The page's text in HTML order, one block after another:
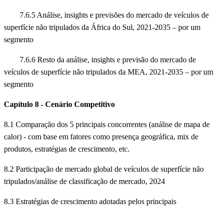
7.6.5 Análise, insights e previsões do mercado de veículos de
superfície não tripulados da África do Sul, 2021-2035 – por um
segmento
7.6.6 Resto da análise, insights e previsão do mercado de
veículos de superfície não tripulados da MEA, 2021-2035 – por um
segmento
Capítulo 8 - Cenário Competitivo
8.1 Comparação dos 5 principais concorrentes (análise de mapa de
calor) - com base em fatores como presença geográfica, mix de
produtos, estratégias de crescimento, etc.
8.2 Participação de mercado global de veículos de superfície não
tripulados/análise de classificação de mercado, 2024
8.3 Estratégias de crescimento adotadas pelos principais